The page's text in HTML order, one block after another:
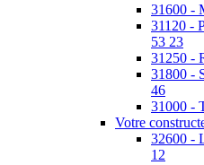
31600 -
31120 -
53 23
31250 -
31800 -
46
31000 -
Votre
32600 -
12